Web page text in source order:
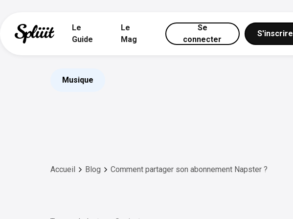
Le
Guide
Le
Mag
Se
connecter
S'inscrire
Musique
Accueil Blog Comment partager son abonnement Napster ?